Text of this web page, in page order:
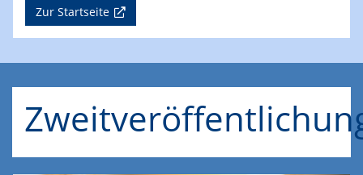
Zur Startseite